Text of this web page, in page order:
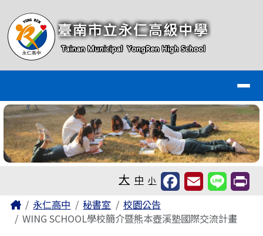
臺南市永仁高級中學全球資訊網
大 中 小
主內容區域
Home永仁高中 秘書室
校園公告
WING SCHOOL學校簡介暨熊本壺溪塾國際交流計畫
頁尾區域